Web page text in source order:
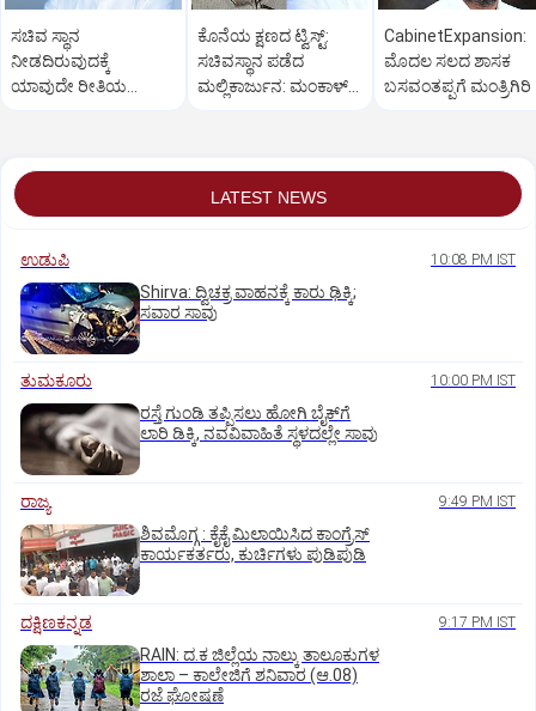
ಸಚಿವ ಸ್ಥಾನ
ನೀಡದಿರುವುದಕ್ಕೆ
ಯಾವುದೇ ರೀತಿಯ
ಕೊನೆಯ ಕ್ಷಣದ ಟ್ವಿಸ್ಟ್:
ಸಚಿವಸ್ಥಾನ ಪಡೆದ
ಮಲ್ಲಿಕಾರ್ಜುನ: ಮಂಕಾಳ್‌
CabinetExpansion:
ಮೊದಲ ಸಲದ ಶಾಸಕ
ಬಸವಂತಪ್ಪಗೆ ಮಂತ್ರಿಗಿರಿ
LATEST NEWS
ಉಡುಪಿ 10:08 PM IST
Shirva: ದ್ವಿಚಕ್ರ ವಾಹನಕ್ಕೆ ಕಾರು ಢಿಕ್ಕಿ;
ಸವಾರ ಸಾವು
ತುಮಕೂರು 10:00 PM IST
ರಸ್ತೆ ಗುಂಡಿ ತಪ್ಪಿಸಲು ಹೋಗಿ ಬೈಕ್‌ಗೆ
ಲಾರಿ ಡಿಕ್ಕಿ, ನವವಿವಾಹಿತೆ ಸ್ಥಳದಲ್ಲೇ ಸಾವು
ರಾಜ್ಯ 9:49 PM IST
ಶಿವಮೊಗ್ಗ : ಕೈಕೈ ಮಿಲಾಯಿಸಿದ ಕಾಂಗ್ರೆಸ್
ಕಾರ್ಯಕರ್ತರು, ಕುರ್ಚಿಗಳು ಪುಡಿಪುಡಿ
ದಕ್ಷಿಣಕನ್ನಡ 9:17 PM IST
RAIN: ದ.ಕ ಜಿಲ್ಲೆಯ ನಾಲ್ಕು ತಾಲೂಕುಗಳ
ಶಾಲಾ – ಕಾಲೇಜಿಗೆ ಶನಿವಾರ (ಆ.08)
ರಜೆ ಘೋಷಣೆ